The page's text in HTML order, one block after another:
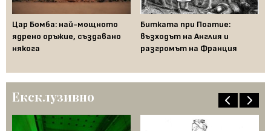
Цар Бомба: най-мощното
ядрено оръжие, създавано
някога
Битката при Поатие:
възходът на Англия и
разгромът на Франция
Ексклузивно